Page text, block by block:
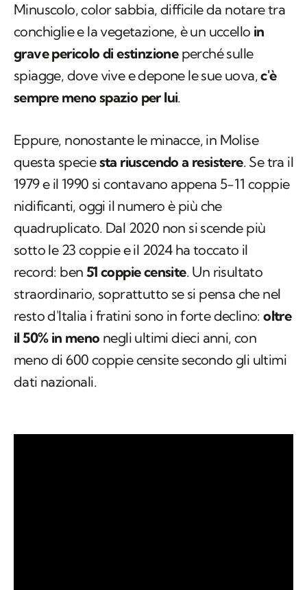
Minuscolo, color sabbia, difficile da notare tra
conchiglie e la vegetazione, è un uccello in
grave pericolo di estinzioneperché sulle
spiagge, dove vive e depone le sue uova,c'è
sempre meno spazio per lui.
Eppure, nonostante le minacce, in Molise
questa speciesta riuscendo a resistere. Se tra il
1979 e il 1990 si contavano appena 5-11 coppie
nidificanti, oggi il numero è più che
quadruplicato. Dal 2020 non si scende più
sotto le 23 coppie e il 2024 ha toccato il
record: ben 51 coppie censite. Un risultato
straordinario, soprattutto se si pensa che nel
resto d'Italia i fratini sono in forte declino:oltre
il 50% in meno negli ultimi dieci anni, con
meno di 600 coppie censite secondo gli ultimi
dati nazionali.